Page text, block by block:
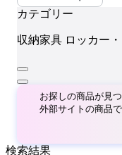
カテゴリー
収納家具 ロッカー
お探しの商品が見
外部サイトの商品
検索結果